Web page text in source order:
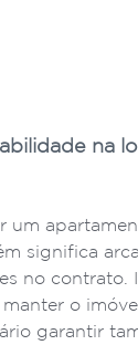
na
um
significa
no contrato.
o
garantir